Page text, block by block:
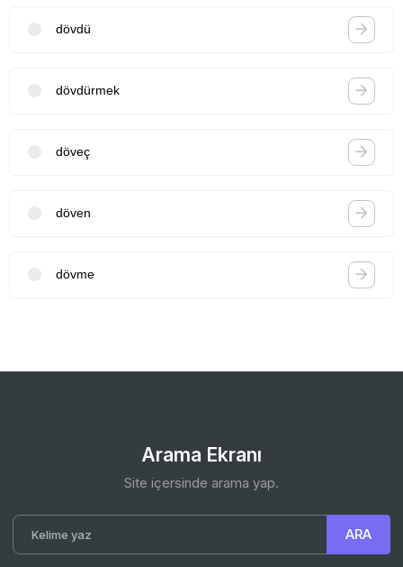
dövdü
dövdürmek
döveç
döven
dövme
Arama Ekranı
Site içersinde arama yap.